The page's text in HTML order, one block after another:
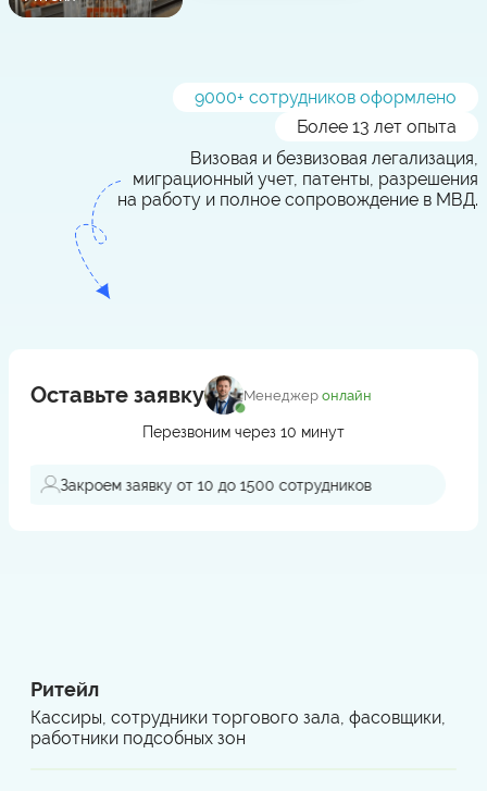
9000+ сотрудников оформлено
Более 13 лет опыта
Визовая и безвизовая легализация,
миграционный учет, патенты, разрешения
на работу и полное сопровождение в МВД.
Оставьте заявку Менеджер онлайн
Перезвоним через 10 минут
Поддержка при проверках
Ритейл
Кассиры, сотрудники торгового зала, фасовщики,
работники подсобных зон